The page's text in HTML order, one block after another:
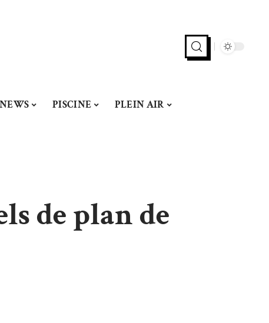
NEWS PISCINE PLEIN AIR
de plan de